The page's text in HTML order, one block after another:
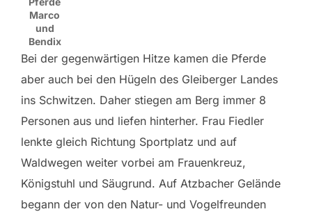
Marco
und
Bendix
Bei der gegenwärtigen Hitze kamen die Pferde
aber auch bei den Hügeln des Gleiberger Landes
ins Schwitzen. Daher stiegen am Berg immer 8
Personen aus und liefen hinterher. Frau Fiedler
lenkte gleich Richtung Sportplatz und auf
Waldwegen weiter vorbei am Frauenkreuz,
Königstuhl und Säugrund. Auf Atzbacher Gelände
begann der von den Natur- und Vogelfreunden